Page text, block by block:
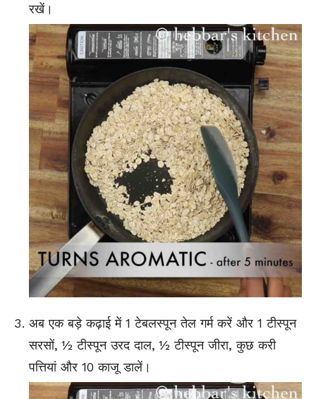
रखें।
अब एक बड़े कढ़ाई में 1 टेबलस्पून तेल गर्म करें और 1 टीस्पून
सरसों, ½ टीस्पून उरद दाल, ½ टीस्पून जीरा, कुछ करी
पत्तियां और 10 काजू डालें।